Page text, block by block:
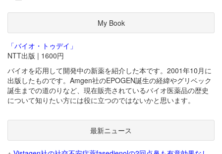
My Book
「バイオ・トゥデイ」
NTT出版 | 1600円
バイオを応用して開発中の新薬を紹介した本です。2001年10月に
出版したものです。Amgen社のEPOGEN誕生の経緯やグリベック
誕生までの道のりなど、現在販売されているバイオ医薬品の歴史
について知りたい方には役に立つのではないかと思います。
最新ニュース